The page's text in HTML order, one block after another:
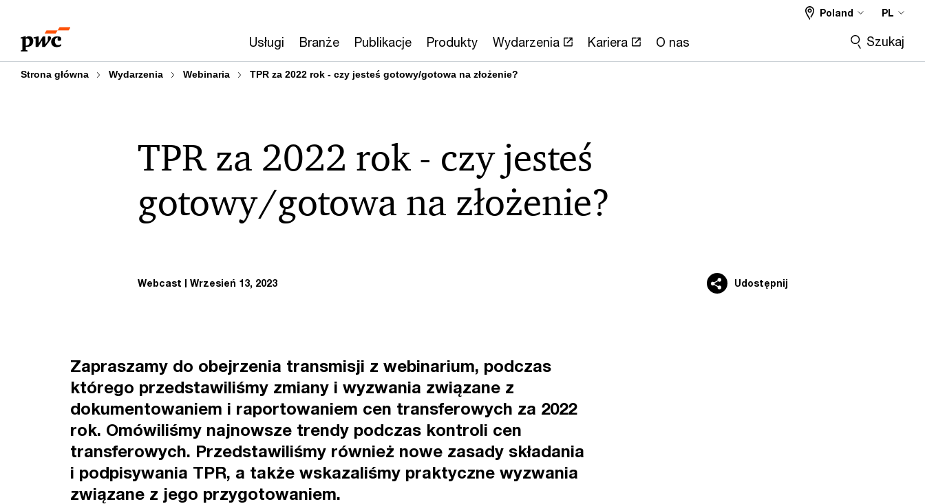
treści
stopki
Usługi Branże Publikacje Produkty Wydarzenia Kariera O nas
Poland PL
Szukaj
Strona główna Wydarzenia Webinaria TPR za 2022 rok - czy jesteś gotowy/gotowa na złożenie?
TPR za 2022 rok - czy jesteś
gotowy/gotowa na złożenie?
Webcast Wrzesień 13, 2023 Udostępnij
Zapraszamy do obejrzenia transmisji z webinarium, podczas
którego przedstawiliśmy zmiany i wyzwania związane z
dokumentowaniem i raportowaniem cen transferowych za 2022
rok. Omówiliśmy najnowsze trendy podczas kontroli cen
transferowych. Przedstawiliśmy również nowe zasady składania
i podpisywania TPR, a także wskazaliśmy praktyczne wyzwania
związane z jego przygotowaniem.